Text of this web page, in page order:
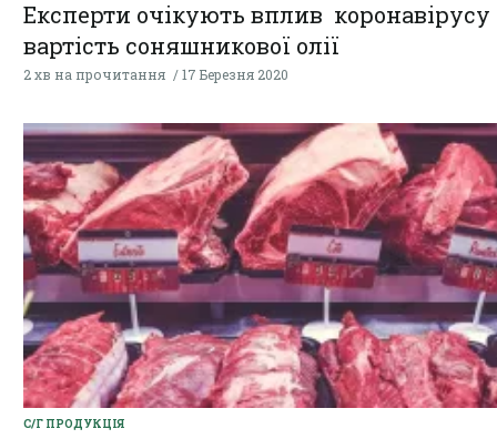
Експерти очікують вплив коронавірусу
вартість соняшникової олії
2 хв на прочитання 17 Березня 2020
С/Г ПРОДУКЦІЯ